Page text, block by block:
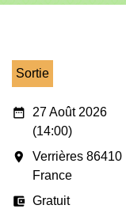
Sortie
date_range
27 Août 2026
(14:00)
room
Verrières 86410
France
account_balance_wallet Gratuit